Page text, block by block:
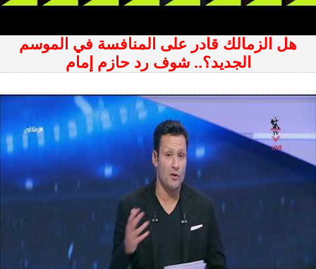
هل الزمالك قادر على المنافسة في الموسم
الجديد؟.. شوف رد حازم إمام